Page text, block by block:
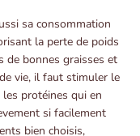
sa consommation
la perte de poids
de bonnes graisses et
vie, il faut stimuler le
protéines qui en
si facilement
bien choisis,